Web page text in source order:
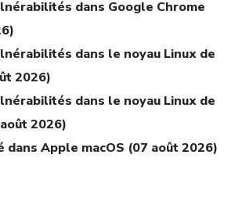
dans Google Chrome
dans le noyau Linux de
2026)
dans le noyau Linux de
2026)
Apple macOS (07 août 2026)